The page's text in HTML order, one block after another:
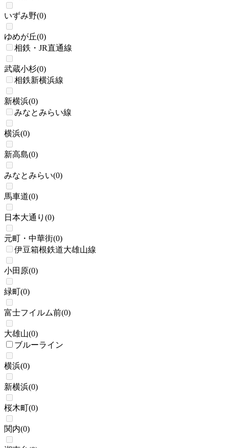
いずみ野(0)
ゆめが丘(0)
相鉄・JR直通線
武蔵小杉(0)
相鉄新横浜線
新横浜(0)
みなとみらい線
横浜(0)
新高島(0)
みなとみらい(0)
馬車道(0)
日本大通り (0)
元町・中華街(0)
伊豆箱根鉄道大雄山線
小田原(0)
緑町(0)
富士フイルム前(0)
大雄山(0)
ブルーライン
横浜(0)
新横浜(0)
桜木町(0)
関内(0)